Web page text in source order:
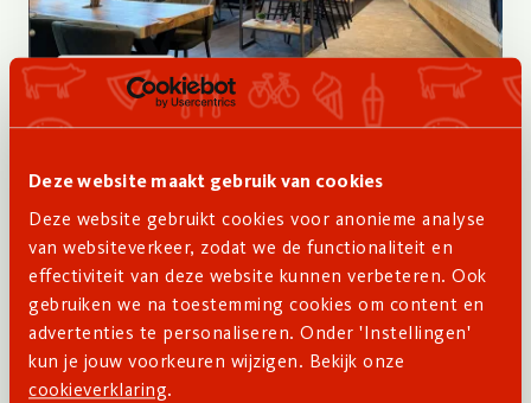
Deze website maakt gebruik van cookies
Deze website gebruikt cookies voor anonieme analyse
van websiteverkeer, zodat we de functionaliteit en
effectiviteit van deze website kunnen verbeteren. Ook
gebruiken we na toestemming cookies om content en
advertenties te personaliseren. Onder 'Instellingen'
kun je jouw voorkeuren wijzigen. Bekijk onze
cookieverklaring.
Ter overname
Kwalitaria in Nieuwegein
Waarom vanaf nul beginnen als je ook kunt
recent verbouwd interieur, een stabiele omzet en
een toplocatie in een drukbezocht winkelcentrum
ligt in Nieuwegein een mooie ondernemerskans
voor het oprapen.
Lees meer